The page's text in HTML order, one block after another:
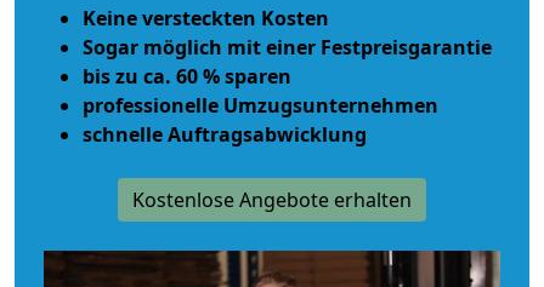
Keine versteckten Kosten
Sogar möglich mit einer Festpreisgarantie
bis zu ca. 60 % sparen
professionelle Umzugsunternehmen
schnelle Auftragsabwicklung
Kostenlose Angebote erhalten